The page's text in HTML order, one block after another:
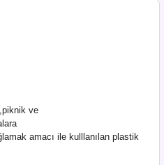
ve
amacı ile kulllanılan plastik